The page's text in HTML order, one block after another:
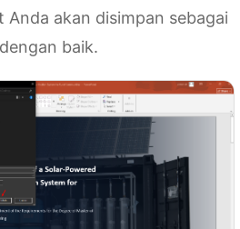
Anda akan disimpan sebagai
baik.